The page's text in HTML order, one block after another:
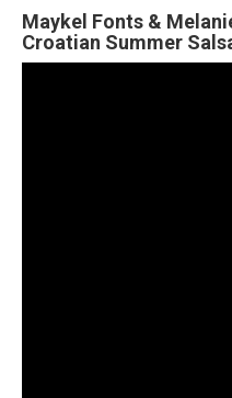
Maykel Fonts &
Croatian Summer